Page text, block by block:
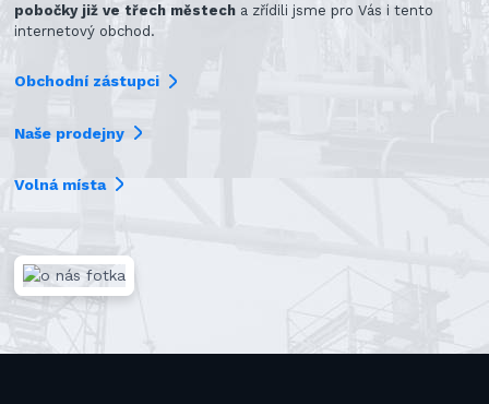
pobočky již ve třech městech a zřídili jsme pro Vás i tento
internetový obchod.
Obchodní zástupci
Naše prodejny
Volná místa